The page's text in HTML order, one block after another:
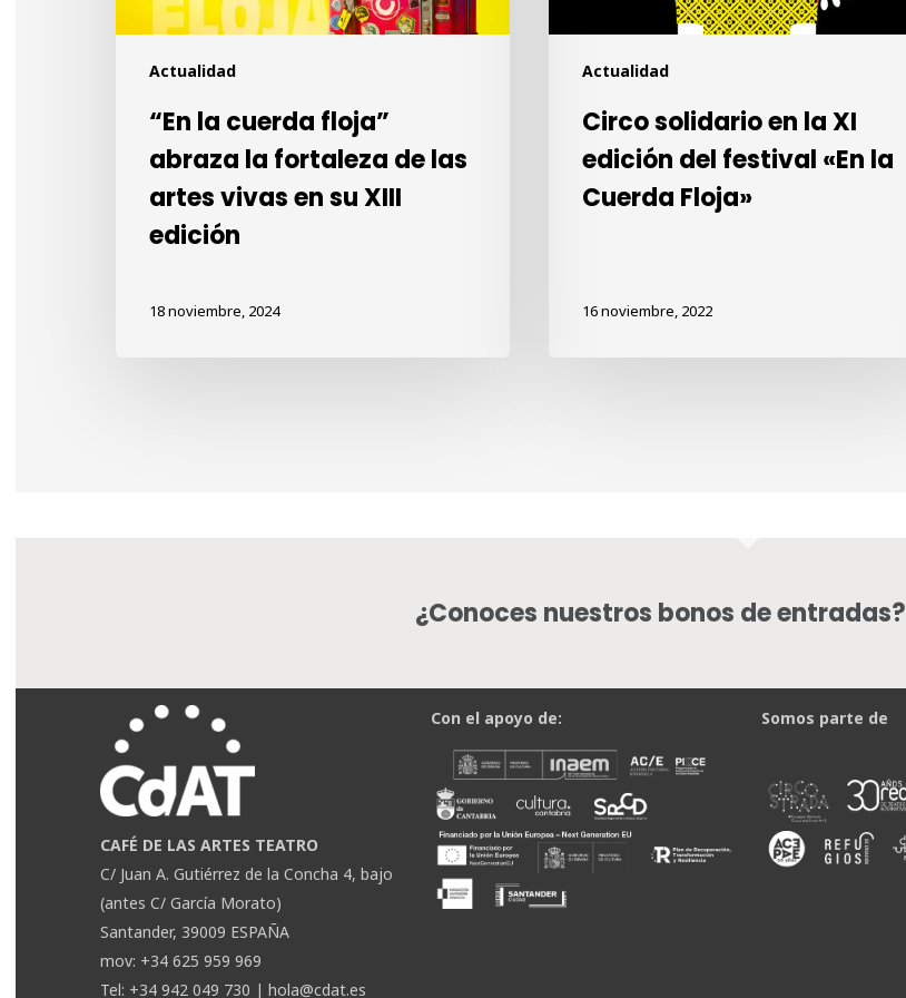
Actualidad
vivas
edición
“En la cuerda floja”
abraza la fortaleza de las
artes vivas en su XIII
edición
18 noviembre, 2024
Actualidad
Cuerda
Circo solidario en la XI
edición del festival «En la
Cuerda Floja»
16 noviembre, 2022
¿Conoces nuestros bonos de entradas?
CAFÉ DE LAS ARTES TEATRO
C/ Juan A. Gutiérrez de la Concha 4, bajo
(antes C/ García Morato)
Santander, 39009 ESPAÑA
mov: +34 625 959 969
Tel: +34 942 049 730 | hola@cdat.es
Con el apoyo de: Somos parte de